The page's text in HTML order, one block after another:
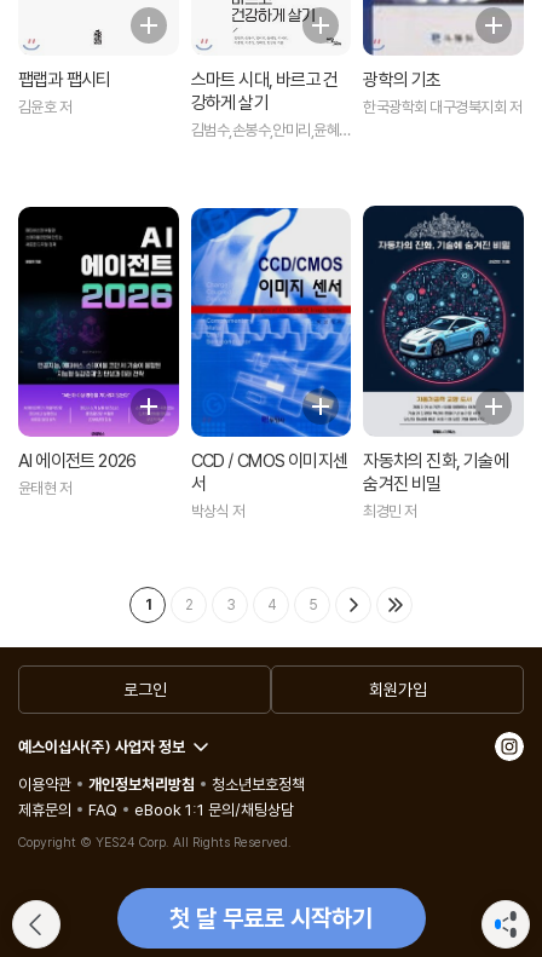
팹랩과 팹시티
김윤호 저
스마트 시대, 바르고 건
강하게 살기
김범수,손봉수,안미리,윤혜
광학의 기초
한국광학회 대구경북지회 저
AI 에이전트 2026
윤태현 저
CCD / CMOS 이미지센
서
박상식 저
자동차의 진화, 기술에
숨겨진 비밀
최경민 저
1 2 3 4 5
첫 달 무료로 시작하기
로그인 회원가입
예스이십사(주) 사업자 정보
이용약관
개인정보처리방침
청소년보호정책
제휴문의
FAQ eBook 1:1 문의/채팅상담
Copyright © YES24 Corp. All Rights Reserved.